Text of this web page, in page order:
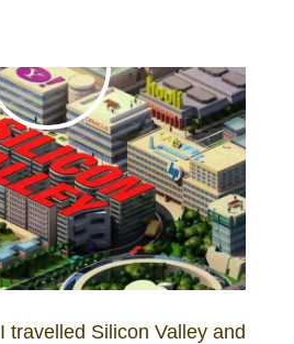
travelled Silicon Valley and